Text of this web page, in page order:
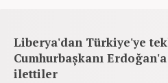
Liberya'dan Türkiye'ye
Cumhurbaşkanı Erdoğan'a
ilettiler